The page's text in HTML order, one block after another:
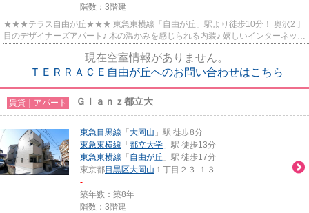
階数：3階建
★★★テラス自由が丘★★★ 東急東横線「自由が丘」駅より徒歩10分！ 奥沢2丁
目のデザイナーズアパート♪ 木の温かみを感じられる内装♪ 嬉しいインターネット
現在空室情報がありません。
ＴＥＲＲＡＣＥ自由が丘へのお問い合わせはこちら
賃貸｜アパート Ｇｌａｎｚ都立大
東急目黒線 「 大岡山 」駅 徒歩8分
東急東横線 「 都立大学 」駅 徒歩13分
東急東横線 「 自由が丘 」駅 徒歩17分
東京都目黒区大岡山 １丁目２３-１３
-
築年数：築8年
階数：3階建